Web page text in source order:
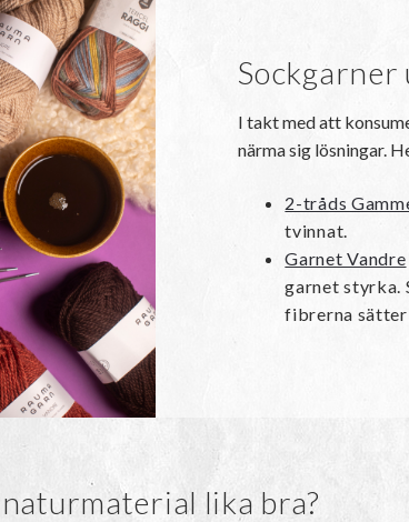
Sockgarner
I takt med att
närma sig lösningar.
2-tråds
tvinnat.
Garnet Vandre
garnet styrka.
fibrerna
lika bra?